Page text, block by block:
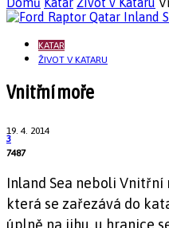
KATAR
ŽIVOT V KATARU
Vnitřní moře
19. 4. 2014
3
7487
Inland Sea neboli
která se zařezává do
úplně na jihu, u hranice